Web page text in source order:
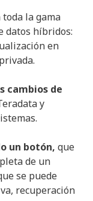
toda la gama
datos híbridos:
en
cambios de
y
un botón, que
de un
se puede
recuperación